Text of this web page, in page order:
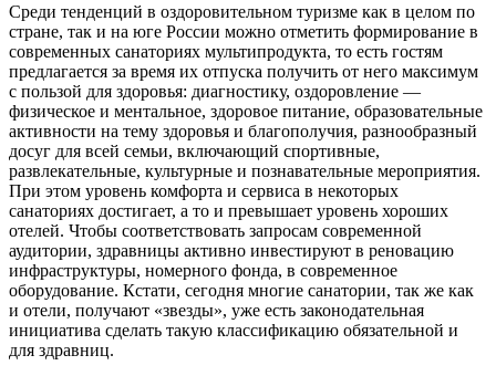
Среди тенденций в оздоровительном туризме как в целом по
стране, так и на юге России можно отметить формирование в
современных санаториях мультипродукта, то есть гостям
предлагается за время их отпуска получить от него максимум
с пользой для здоровья: диагностику, оздоровление —
физическое и ментальное, здоровое питание, образовательные
активности на тему здоровья и благополучия, разнообразный
досуг для всей семьи, включающий спортивные,
развлекательные, культурные и познавательные мероприятия.
При этом уровень комфорта и сервиса в некоторых
санаториях достигает, а то и превышает уровень хороших
отелей. Чтобы соответствовать запросам современной
аудитории, здравницы активно инвестируют в реновацию
инфраструктуры, номерного фонда, в современное
оборудование. Кстати, сегодня многие санатории, так же как
и отели, получают «звезды», уже есть законодательная
инициатива сделать такую классификацию обязательной и
для здравниц.